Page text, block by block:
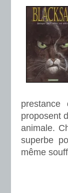
proposent
animale.
superbe
même